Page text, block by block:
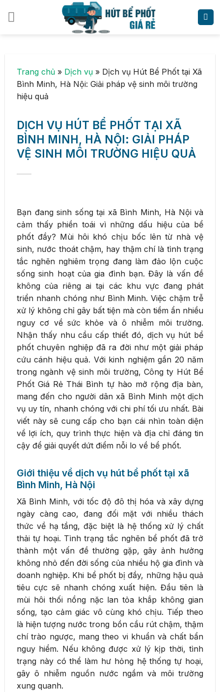
Trang chủ » Dịch vụ » Dịch vụ Hút Bể Phốt tại Xã
Bình Minh, Hà Nội: Giải pháp vệ sinh môi trường
hiệu quả
DỊCH VỤ HÚT BỂ PHỐT TẠI XÃ
BÌNH MINH, HÀ NỘI: GIẢI PHÁP
VỆ SINH MÔI TRƯỜNG HIỆU QUẢ
Bạn đang sinh sống tại xã Bình Minh, Hà Nội và
cảm thấy phiền toái vì những dấu hiệu của bể
phốt đầy? Mùi hôi khó chịu bốc lên từ nhà vệ
sinh, nước thoát chậm, hay thậm chí là tình trạng
tắc nghẽn nghiêm trọng đang làm đảo lộn cuộc
sống sinh hoạt của gia đình bạn. Đây là vấn đề
không của riêng ai tại các khu vực đang phát
triển nhanh chóng như Bình Minh. Việc chậm trễ
xử lý không chỉ gây bất tiện mà còn tiềm ẩn nhiều
nguy cơ về sức khỏe và ô nhiễm môi trường.
Nhận thấy nhu cầu cấp thiết đó, dịch vụ hút bể
phốt chuyên nghiệp đã ra đời như một giải pháp
cứu cánh hiệu quả. Với kinh nghiệm gần 20 năm
trong ngành vệ sinh môi trường, Công ty Hút Bể
Phốt Giá Rẻ Thái Bình tự hào mở rộng địa bàn,
mang đến cho người dân xã Bình Minh một dịch
vụ uy tín, nhanh chóng với chi phí tối ưu nhất. Bài
viết này sẽ cung cấp cho bạn cái nhìn toàn diện
về lợi ích, quy trình thực hiện và địa chỉ đáng tin
cậy để giải quyết dứt điểm nỗi lo về bể phốt.
Giới thiệu về dịch vụ hút bể phốt tại xã
Bình Minh, Hà Nội
Xã Bình Minh, với tốc độ đô thị hóa và xây dựng
ngày càng cao, đang đối mặt với nhiều thách
thức về hạ tầng, đặc biệt là hệ thống xử lý chất
thải tự hoại. Tình trạng tắc nghẽn bể phốt đã trở
thành một vấn đề thường gặp, gây ảnh hưởng
không nhỏ đến đời sống của nhiều hộ gia đình và
doanh nghiệp. Khi bể phốt bị đầy, những hậu quả
tiêu cực sẽ nhanh chóng xuất hiện. Đầu tiên là
mùi hôi thối nồng nặc lan tỏa khắp không gian
sống, tạo cảm giác vô cùng khó chịu. Tiếp theo
là hiện tượng nước trong bồn cầu rút chậm, thậm
chí trào ngược, mang theo vi khuẩn và chất bẩn
nguy hiểm. Nếu không được xử lý kịp thời, tình
trạng này có thể làm hư hỏng hệ thống tự hoại,
gây ô nhiễm nguồn nước ngầm và môi trường
xung quanh.